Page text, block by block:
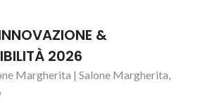
&
2026
Margherita | Salone Margherita,